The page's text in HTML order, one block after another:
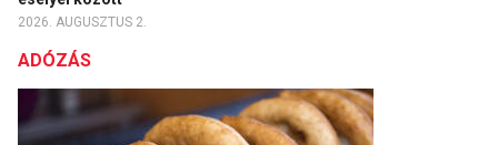
2026. AUGUSZTUS 2.
ADÓZÁS